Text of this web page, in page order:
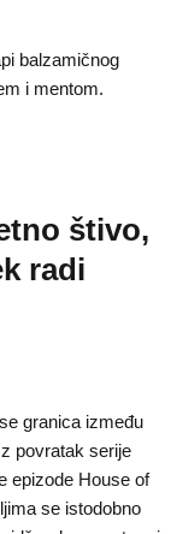
balzamičnog
i mentom.
štivo,
radi
granica između
povratak serije
epizode House of
se istodobno